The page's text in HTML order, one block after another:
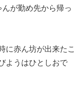
が勤め先から帰っ
に赤ん坊が出来たこ
ようはひとしおで